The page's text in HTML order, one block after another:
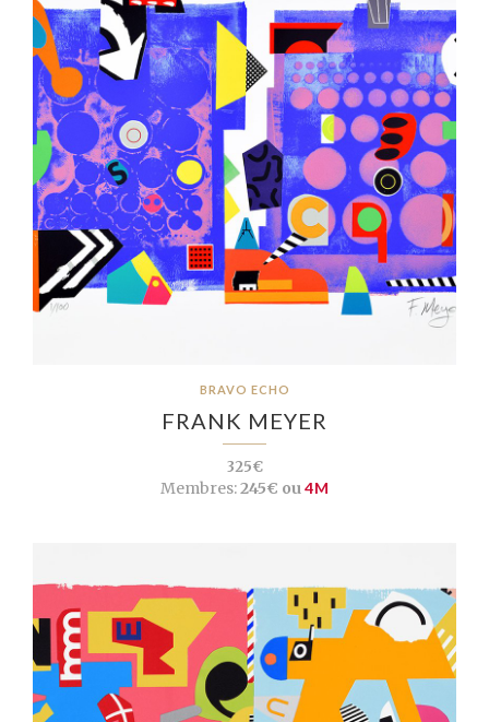
BRAVO ECHO
FRANK MEYER
325€
Membres:245€ ou4M